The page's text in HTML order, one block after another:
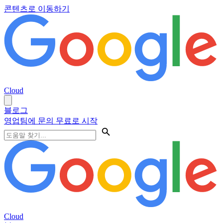
콘텐츠로 이동하기
Cloud
블로그
영업팀에 문의 무료로 시작
Cloud